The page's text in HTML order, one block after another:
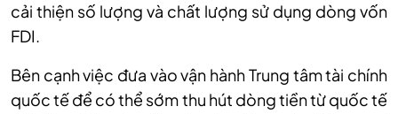
cải thiện số lượng và chất lượng sử dụng dòng vốn
FDI.
Bên cạnh việc đưa vào vận hành Trung tâm tài chính
quốc tế để có thể sớm thu hút dòng tiền từ quốc tế